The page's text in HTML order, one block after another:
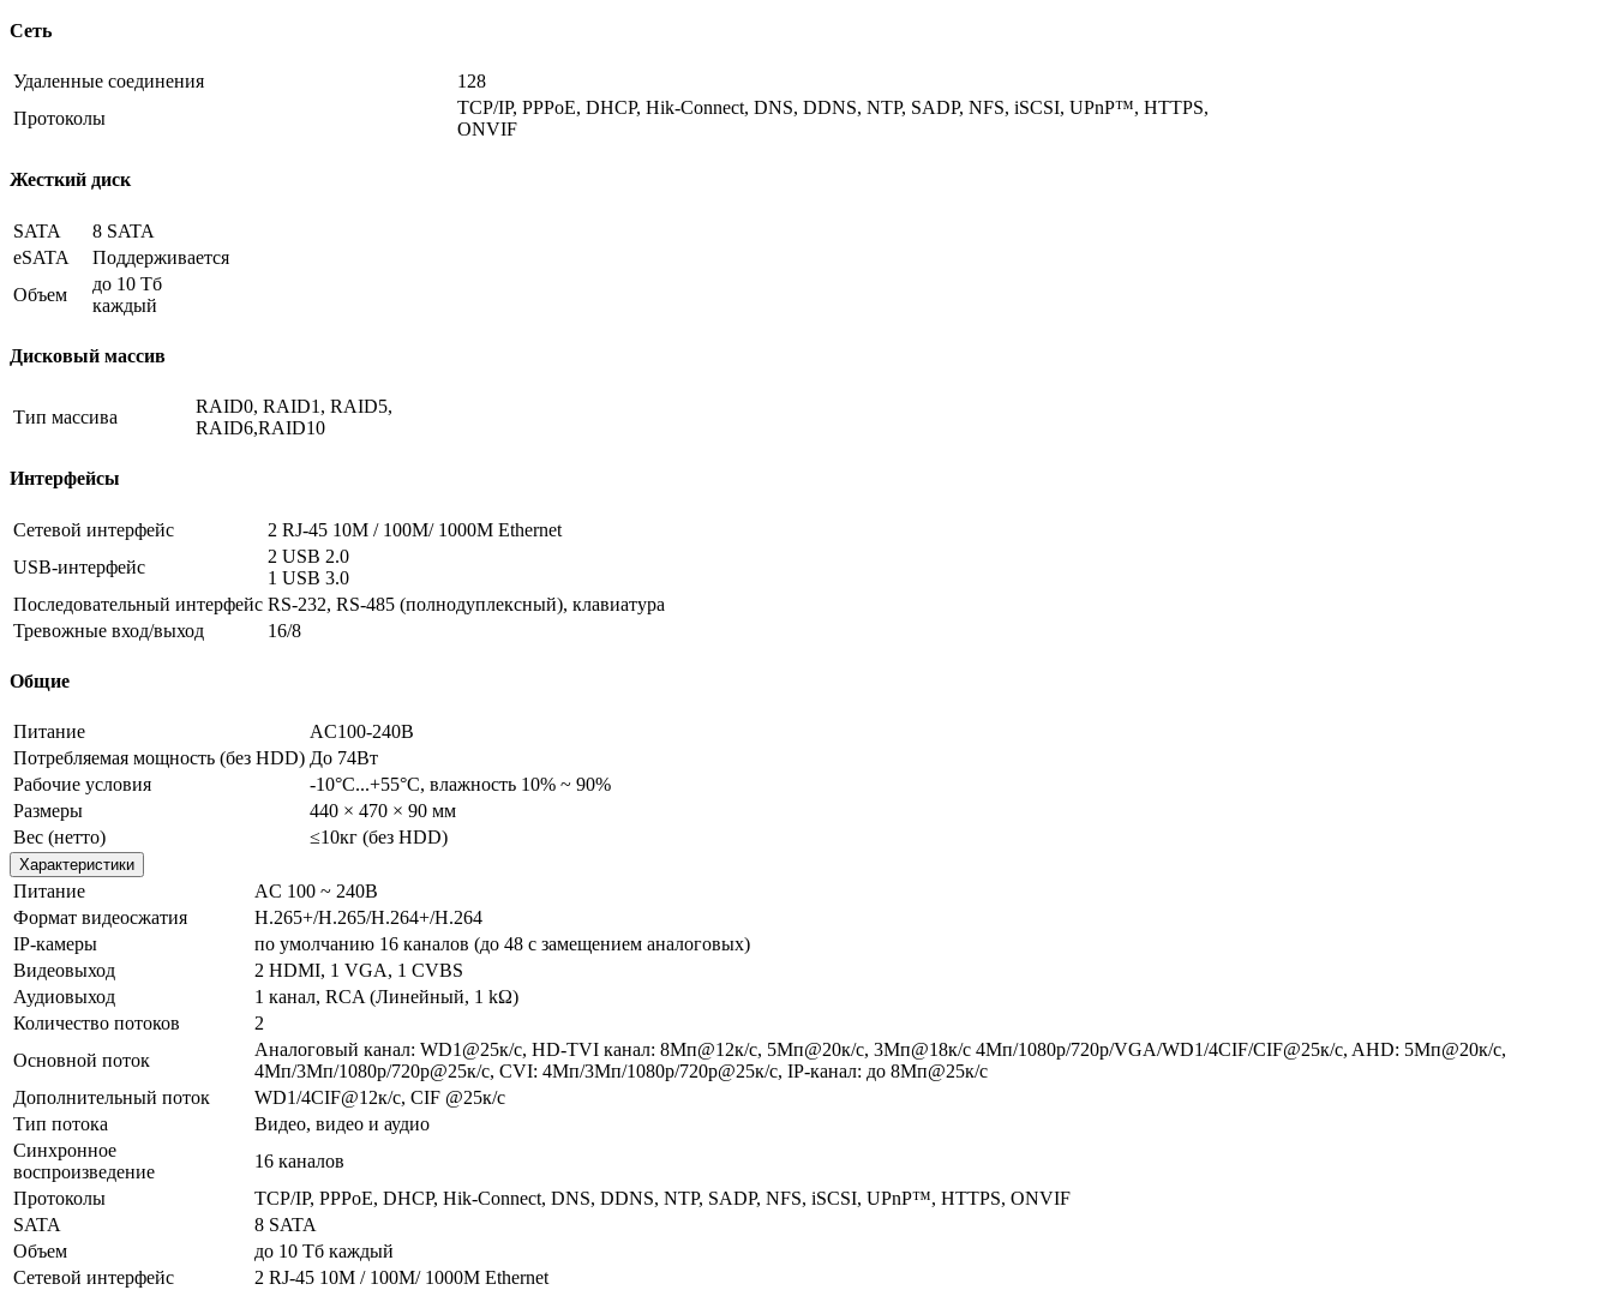
Сеть
Удаленные соединения
128
Протоколы
TCP/IP, PPPoE, DHCP, Hik-Connect, DNS, DDNS, NTP, SADP, NFS, iSCSI, UPnP™, HTTPS,
ONVIF
Жесткий диск
SATA
8 SATA
eSATA
Поддерживается
Объем
до 10 Тб
каждый
Дисковый массив
Тип массива
RAID0, RAID1, RAID5,
RAID6,RAID10
Интерфейсы
Сетевой интерфейс
2 RJ-45 10M / 100M/ 1000M Ethernet
USB-интерфейс
2 USB 2.0
1 USB 3.0
Последовательный интерфейс RS-232, RS-485 (полнодуплексный), клавиатура
Тревожные вход/выход
16/8
Общие
Питание
AC100-240В
Потребляемая мощность (без HDD) До 74Вт
Рабочие условия
-10°C...+55°C, влажность 10% ~ 90%
Размеры
440 × 470 × 90 мм
Вес (нетто)
≤10кг (без HDD)
Характеристики
Питание
AC 100 ~ 240В
Формат видеосжатия
H.265+/H.265/H.264+/H.264
IP-камеры
по умолчанию 16 каналов (до 48 с замещением аналоговых)
Видеовыход
2 HDMI, 1 VGA, 1 CVBS
Аудиовыход
1 канал, RCA (Линейный, 1 kΩ)
Количество потоков
2
Основной поток
Аналоговый канал: WD1@25к/с, HD-TVI канал: 8Мп@12к/с, 5Мп@20к/c, 3Мп@18к/c 4Мп/1080p/720p/VGA/WD1/4CIF/CIF@25к/c, AHD: 5Мп@20к/с,
4Мп/3Мп/1080p/720p@25к/с, CVI: 4Мп/3Мп/1080p/720p@25к/с, IP-канал: до 8Мп@25к/с
Дополнительный поток
WD1/4CIF@12к/с, CIF @25к/с
Тип потока
Видео, видео и аудио
Синхронное
воспроизведение
16 каналов
Протоколы
TCP/IP, PPPoE, DHCP, Hik-Connect, DNS, DDNS, NTP, SADP, NFS, iSCSI, UPnP™, HTTPS, ONVIF
SATA
8 SATA
Объем
до 10 Тб каждый
Сетевой интерфейс
2 RJ-45 10M / 100M/ 1000М Ethernet